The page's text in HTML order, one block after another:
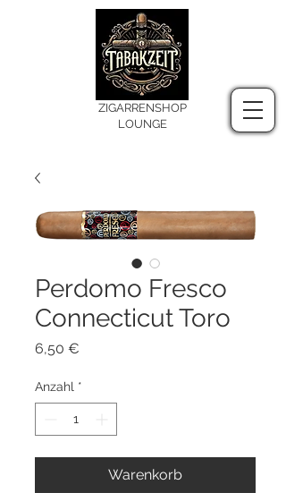
ZIGARRENSHOP
LOUNGE
Perdomo Fresco
Connecticut Toro
6,50 €
Anzahl *
Warenkorb